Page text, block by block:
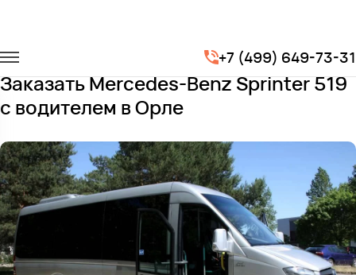
+7 (499) 649-73-31
Микроавтобусы
Mercedes-Benz Sprinter 519
Заказать Mercedes-Benz Sprinter 519
с водителем в Орле